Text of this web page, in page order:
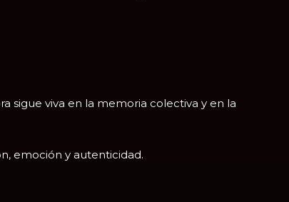
sigue viva en la memoria colectiva y en la
emoción y autenticidad.